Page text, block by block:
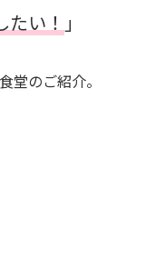
い！ 」
堂のご紹介。